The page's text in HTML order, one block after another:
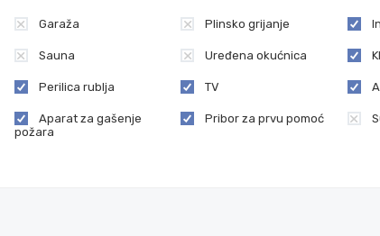
Garaža Plinsko grijanje
Sauna Uređena okućnica
Perilica rublja TV
Aparat za gašenje
požara
Pribor za prvu pomoć